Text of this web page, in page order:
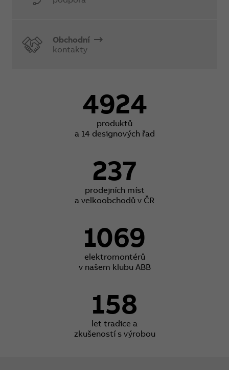
Obchodní
kontakty
4924
produktů
a 14 designových řad
237
prodejních míst
a velkoobchodů v ČR
1069
elektromontérů
v našem klubu ABB
158
let tradice a
zkušeností s výrobou